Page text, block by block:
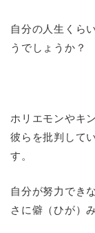
自分の人生くら
うでしょうか？
ホリエモンやキ
彼らを批判して
す。
自分が努力でき
さに僻（ひが）